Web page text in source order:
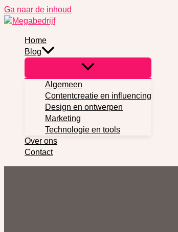
Ga naar de inhoud
Home
Blog
Algemeen
Contentcreatie en influencing
Design en ontwerpen
Marketing
Technologie en tools
Over ons
Contact